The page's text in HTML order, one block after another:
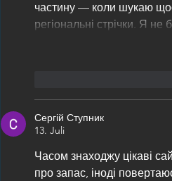
частину — коли шукаю
регіональні стрічки. Я
Сергій Ступник
13. Juli
Часом знаходжу цікаві
про запас, іноді